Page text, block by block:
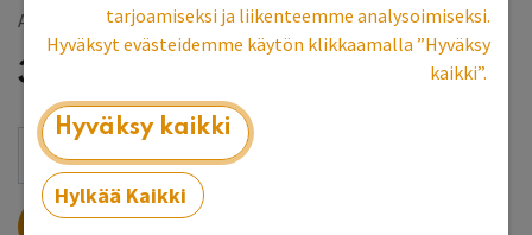
Allbäck
31,87
LISÄÄ OSTOSKORIIN
tarjoamiseksi ja liikenteemme analysoimiseksi.
Hyväksyt evästeidemme käytön klikkaamalla ”Hyväksy
kaikki”.
Hyväksy kaikki
Hylkää Kaikki